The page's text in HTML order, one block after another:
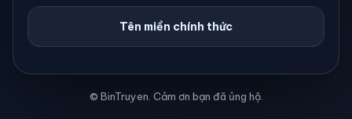
Tên miền chính thức
© BinTruyen. Cảm ơn bạn đã ủng hộ.